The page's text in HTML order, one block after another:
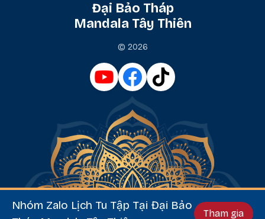
Đại Bảo Tháp
Mandala Tây Thiên
© 2026
Nhóm Zalo Lịch Tu Tập Tại Đại Bảo
Tham gia